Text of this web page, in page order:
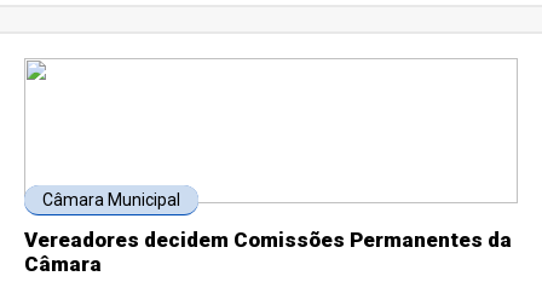
Câmara Municipal
Vereadores decidem Comissões Permanentes da
Câmara